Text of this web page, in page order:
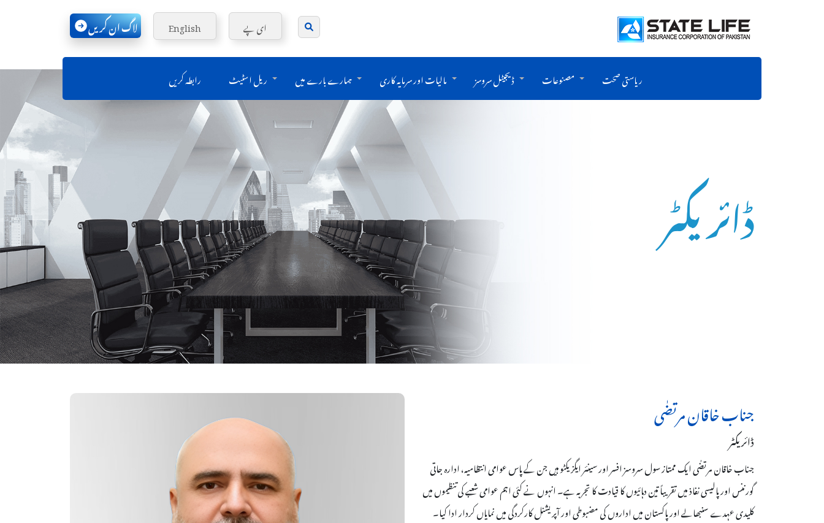
ای پے English لاگ ان کریں
ریاستی صحت مصنوعات ڈیجیٹل سروسز مالیات اور سرمایہ کاری ہمارے بارے میں ریل اسٹیٹ رابطہ کریں
ڈائریکٹر
جناب خاقان مرتضٰی
ڈائریکٹر
جناب خاقان مرتضٰی ایک ممتاز سول سروسز افسر اور سینئر ایگزیکٹو ہیں جن کے پاس عوامی انتظامیہ، ادارہ جاتی
گورننس اور پالیسی نفاذ میں تقریباً تین دہائیوں کا قیادت کا تجربہ ہے۔ انہوں نے کئی اہم عوامی شعبے کی تنظیموں میں
کلیدی عہدے سنبھالے اور پاکستان میں اداروں کی مضبوطی اور آپریشنل کارکردگی میں نمایاں کردار ادا کیا۔